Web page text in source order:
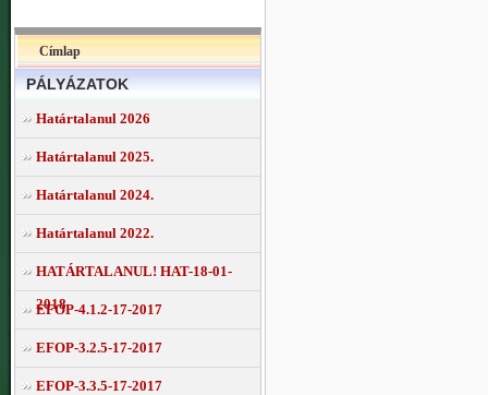
Címlap
PÁLYÁZATOK
Határtalanul 2026
Határtalanul 2025.
Határtalanul 2024.
Határtalanul 2022.
HATÁRTALANUL! HAT-18-01-
2018
EFOP-4.1.2-17-2017
EFOP-3.2.5-17-2017
EFOP-3.3.5-17-2017